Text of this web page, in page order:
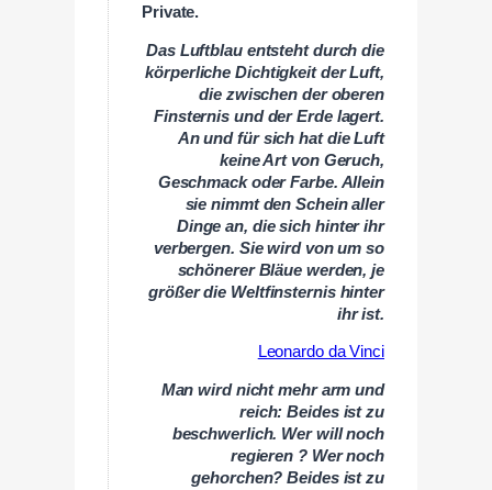
Private.
Das Luftblau entsteht durch die
körperliche Dichtigkeit der Luft,
die zwischen der oberen
Finsternis und der Erde lagert.
An und für sich hat die Luft
keine Art von Geruch,
Geschmack oder Farbe. Allein
sie nimmt den Schein aller
Dinge an, die sich hinter ihr
verbergen. Sie wird von um so
schönerer Bläue werden, je
größer die Weltfinsternis hinter
ihr ist.
Leonardo da Vinci
Man wird nicht mehr arm und
reich: Beides ist zu
beschwerlich. Wer will noch
regieren ? Wer noch
gehorchen? Beides ist zu